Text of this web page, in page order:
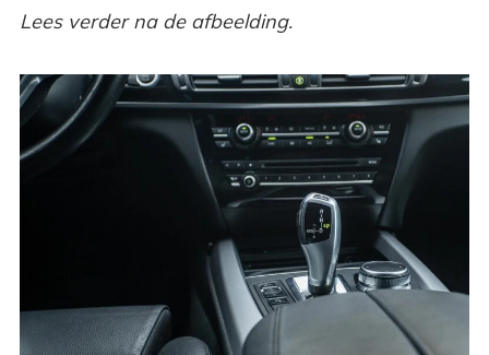
Lees verder na de afbeelding.